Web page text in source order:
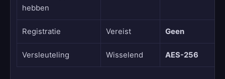
hebben
Registratie Vereist Geen
Versleuteling Wisselend AES-256